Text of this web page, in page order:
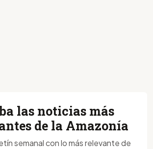
las noticias más
de la Amazonía
semanal con lo más relevante de